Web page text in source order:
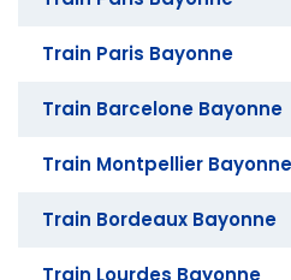
Train Paris Bayonne
Train Barcelone Bayonne
Train Montpellier Bayonne
Train Bordeaux Bayonne
Train Lourdes Bayonne